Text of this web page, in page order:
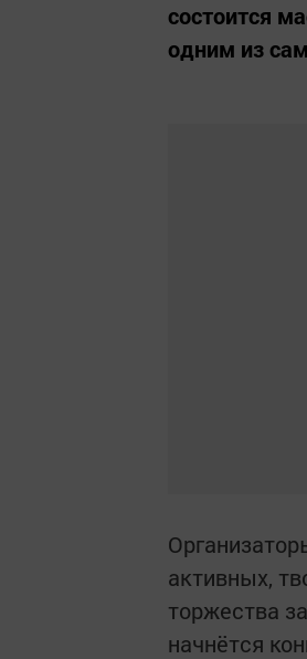
состоится
одним из
активных,
торжества
начнётся